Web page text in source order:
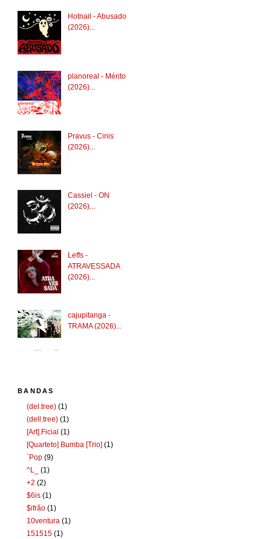
Hotnail - Abusado
(2026)...
planoreal - Mérito
(2026)...
Pravus - Cinis
(2026)...
Cassiel - ON
(2026)...
Leffs -
ATRAVESSADA
(2026)...
cajupitanga -
TRAMA (2026)...
BANDAS
(del.tree) (1)
(dell.tree) (1)
[Art].Ficial (1)
[Quarteto] Bumba [Trio] (1)
`Pop (9)
^L_
(1)
+2 (2)
$6is (1)
$ifrão (1)
10ventura (1)
151515 (1)